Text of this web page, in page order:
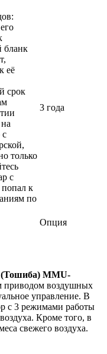
бланк
её
срок
с
только
с
к
по
3 года
Опция
(Тошиба) MMU-
приводом воздушных
управление. В
с 3 режимами работы
Кроме того, в
свежего воздуха.